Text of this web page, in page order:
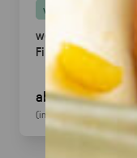
vegan
weicher Hefeteig
Fingerfood· für
ab 17,00 € für 20
(inkl. MwSt.)